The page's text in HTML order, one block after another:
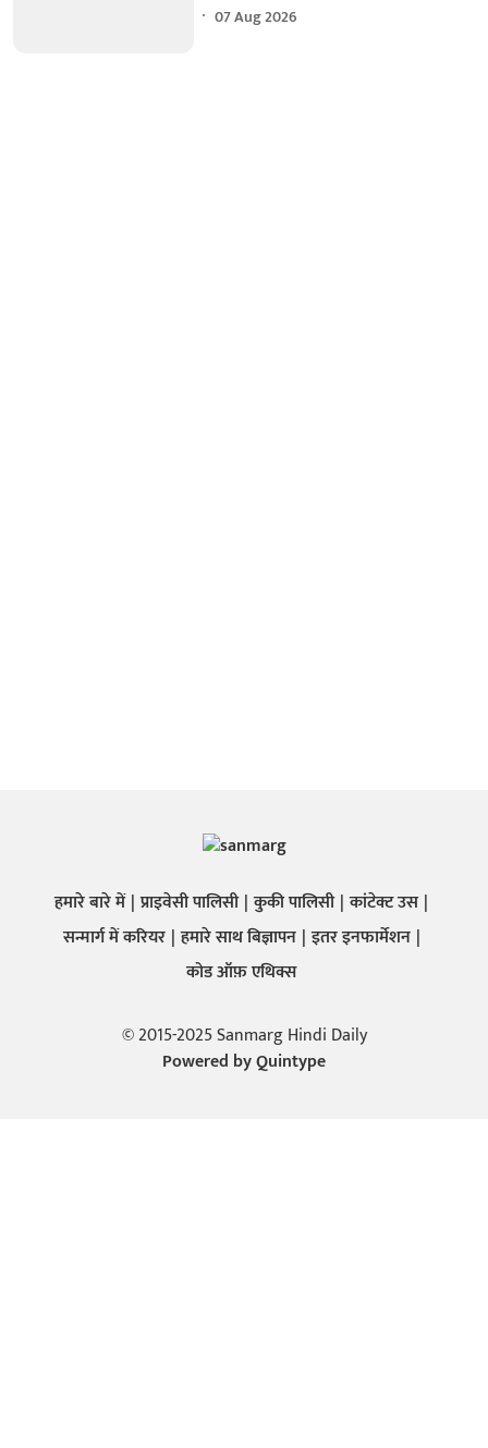
07 Aug 2026
हमारे बारे में प्राइवेसी पालिसी कुकी पालिसी कांटेक्ट उस
सन्मार्ग में करियर हमारे साथ बिज्ञापन इतर इनफार्मेशन
कोड ऑफ़ एथिक्स
© 2015-2025 Sanmarg Hindi Daily
Powered byQuintype